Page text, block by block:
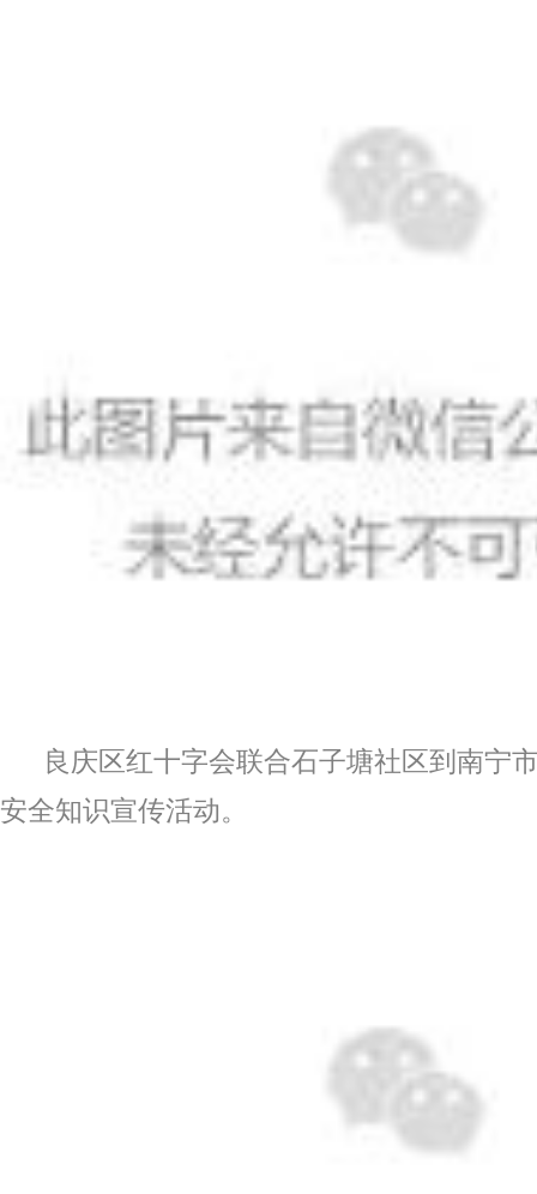
良庆区红十字会联合石子塘社区到南宁
安全知识宣传活动。